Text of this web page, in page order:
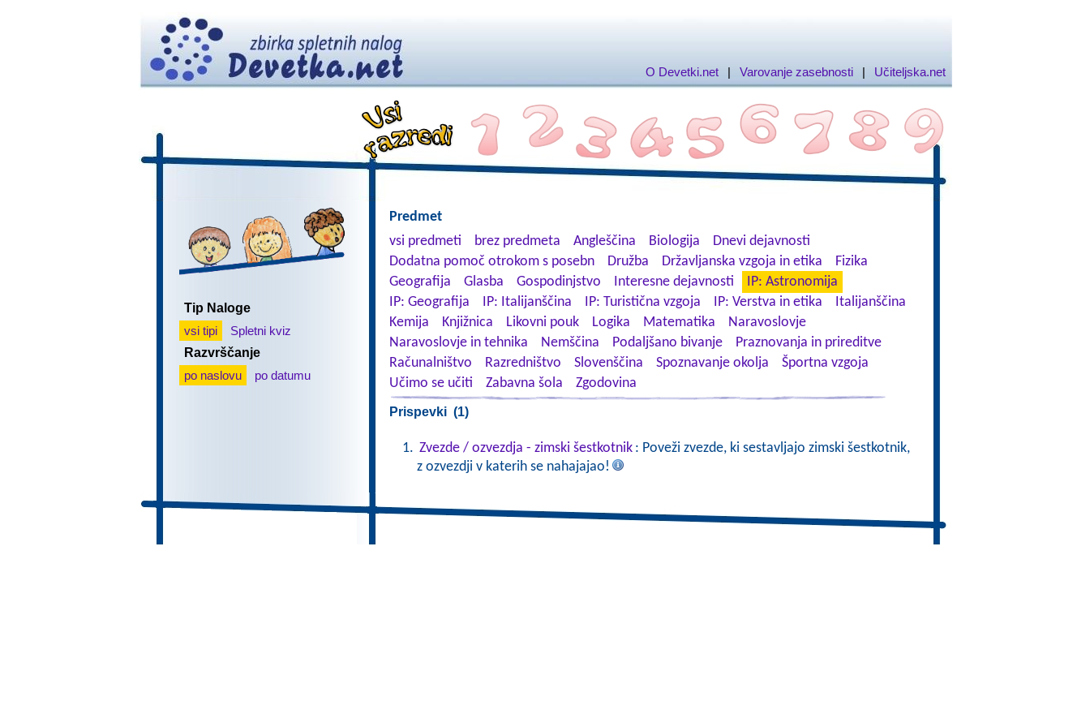
O Devetki.net | Varovanje zasebnosti | Učiteljska.net
Tip Naloge
vsi tipi
Spletni kviz
Razvrščanje
po naslovu
po datumu
Predmet
vsi predmeti
brez predmeta Angleščina Biologija
Dnevi dejavnosti
Dodatna pomoč otrokom s posebn
Družba Državljanska vzgoja in etika
Fizika
Geografija
Glasba Gospodinjstvo Interesne dejavnosti
IP: Astronomija
IP: Geografija
IP: Italijanščina IP: Turistična vzgoja IP: Verstva in etika
Italijanščina
Kemija
Knjižnica Likovni pouk Logika Matematika
Naravoslovje
Naravoslovje in tehnika
Nemščina Podaljšano bivanje
Praznovanja in prireditve
Računalništvo
Razredništvo Slovenščina Spoznavanje okolja
Športna vzgoja
Učimo se učiti
Zabavna šola Zgodovina
Prispevki (1)
Zvezde / ozvezdja - zimski šestkotnik : Poveži zvezde, ki sestavljajo zimski šestkotnik,
z ozvezdji v katerih se nahajajao!